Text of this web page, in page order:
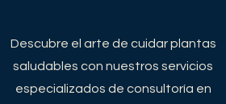
Descubre el arte de cuidar plantas
saludables con nuestros servicios
especializados de consultoría en